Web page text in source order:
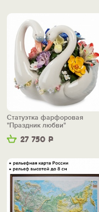
27 750 Р
Статуэтка фарфоровая
"Праздник любви"